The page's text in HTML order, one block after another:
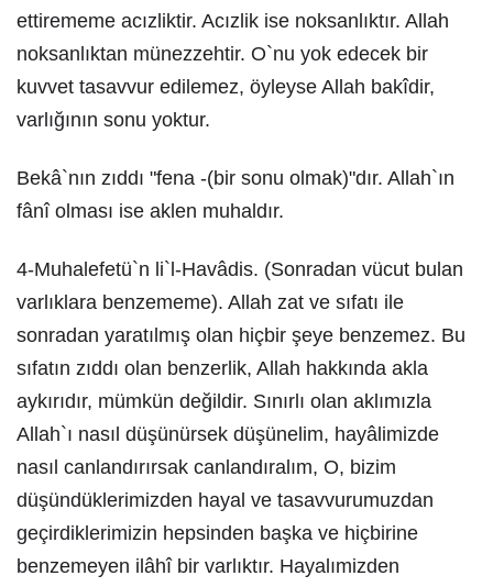
ettirememe acızliktir. Acızlik ise noksanlıktır. Allah
noksanlıktan münezzehtir. O`nu yok edecek bir
kuvvet tasavvur edilemez, öyleyse Allah bakîdir,
varlığının sonu yoktur.
Bekâ`nın zıddı "fena -(bir sonu olmak)"dır. Allah`ın
fânî olması ise aklen muhaldır.
4-Muhalefetü`n li`l-Havâdis. (Sonradan vücut bulan
varlıklara benzememe). Allah zat ve sıfatı ile
sonradan yaratılmış olan hiçbir şeye benzemez. Bu
sıfatın zıddı olan benzerlik, Allah hakkında akla
aykırıdır, mümkün değildir. Sınırlı olan aklımızla
Allah`ı nasıl düşünürsek düşünelim, hayâlimizde
nasıl canlandırırsak canlandıralım, O, bizim
düşündüklerimizden hayal ve tasavvurumuzdan
geçirdiklerimizin hepsinden başka ve hiçbirine
benzemeyen ilâhî bir varlıktır. Hayalımizden